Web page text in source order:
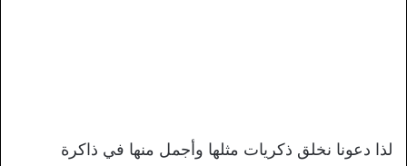
لذا دعونا نخلق ذكريات مثلها وأجمل منها في ذاكرة